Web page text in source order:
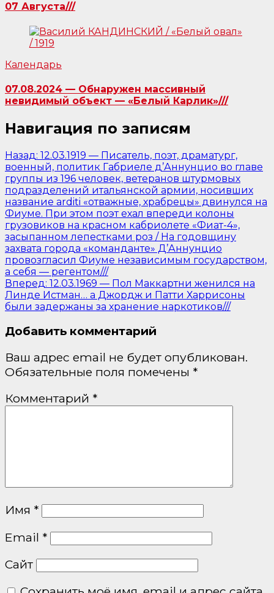
07 Августа///
Календарь
07.08.2024 — Обнаружен массивный
невидимый объект — «Белый Карлик»///
Навигация по записям
Назад: 12.03.1919 — Писатель, поэт, драматург,
военный, политик Габриеле д’Аннунцио во главе
группы из 196 человек, ветеранов штурмовых
подразделений итальянской армии, носивших
название arditi «отважные, храбрецы» двинулся на
Фиуме. При этом поэт ехал впереди колоны
грузовиков на красном кабриолете «Фиат-4»,
засыпанном лепестками роз / На годовщину
захвата города «команданте» Д’Аннунцио
провозгласил Фиуме независимым государством,
а себя — регентом///
Вперед: 12.03.1969 — Пол Маккартни женился на
Линде Истман… а Джордж и Патти Харрисоны
были задержаны за хранение наркотиков///
Добавить комментарий
Ваш адрес email не будет опубликован.
Обязательные поля помечены *
Комментарий *
Имя *
Email *
Сайт